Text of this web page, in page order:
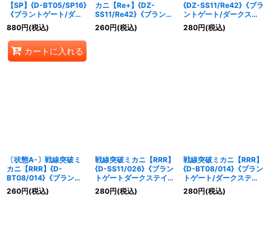
【SP】{D-BT05/SP16}
《ブラントゲート/ダー
クステイツ》
880円(税込)
カートに入れる
カニ【Re+】{DZ-
SS11/Re42}《ブラント
ゲート/ダークステイ
ツ》
260円(税込)
{DZ-SS11/Re42}《ブラ
ントゲート/ダークステ
イツ》
280円(税込)
〔状態A-〕戦線突破ミ
カニ【RRR】{D-
BT08/014}《ブラント
ゲート/ダークステイ
ツ》
260円(税込)
戦線突破ミカニ【RRR】
{D-SS11/026}《ブラン
トゲートダークステイ
ツ》
280円(税込)
戦線突破ミカニ【RRR】
{D-BT08/014}《ブラン
トゲート/ダークステイ
ツ》
280円(税込)